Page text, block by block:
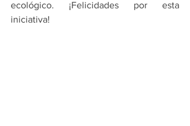
ecológico. ¡Felicidades por esta
iniciativa!